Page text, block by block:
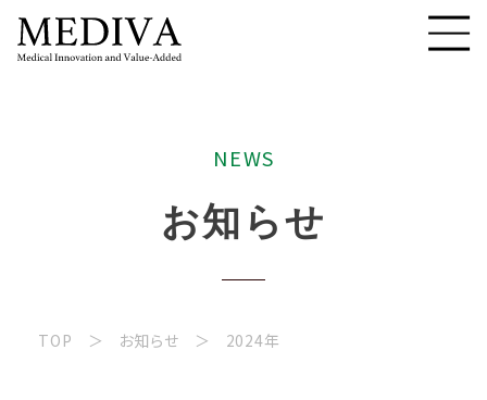
NEWS
お知 らせ
TOP お知らせ 2024年